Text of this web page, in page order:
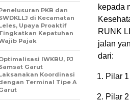
kepada
RUNK
jalan
dari:
Pilar
Pilar
PKB dan
di Kecamatan
Upaya Proaktif
Kepatuhan
Pajak
IWKBU, PJ
Garut
Koordinasi
Terminal Tipe A